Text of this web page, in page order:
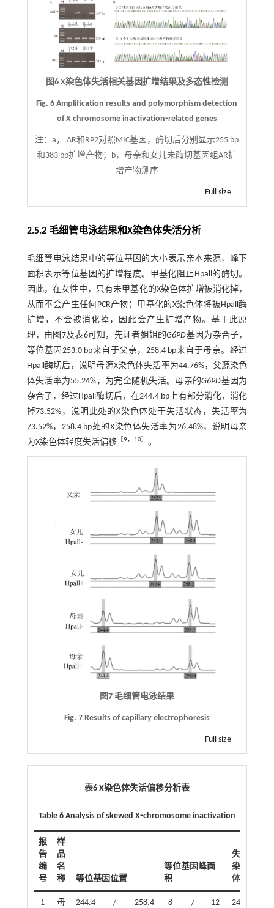
图6 X染色体失活相关基因扩增结果及多态性检测
Fig. 6 Amplification results and polymorphism detection
of X chromosome inactivation⁃related genes
注：a， AR和RP2对照MIC基因，酶切后分别显示255 bp
和383 bp扩增产物；b，母亲和女儿未酶切基因组AR扩
增产物测序
Full size
2.5.2 毛细管电泳结果和X染色体失活分析
毛细管电泳结果中的等位基因的大小表示亲本来源，峰下
面积表示等位基因的扩增程度。甲基化阻止Hpall的酶切。
因此，在女性中，只有未甲基化的X染色体扩增被消化掉，
从而不会产生任何PCR产物；甲基化的X染色体将被Hpall酶
扩增，不会被消化掉，因此会产生扩增产物。基于此原
理，由 图7及表6可知，先证者姐姐的G6PD基因为杂合子，
等位基因253.0 bp来自于父亲，258.4 bp来自于母亲。经过
Hpall酶切后，说明母源X染色体失活率为44.76%，父源染色
体失活率为55.24%，为完全随机失活。母亲的G6PD基因为
杂合子，经过Hpall酶切后，在244.4 bp上有部分消化，消化
掉73.52%，说明此处的X染色体处于失活状态，失活率为
73.52%，258.4 bp处的X染色体失活率为26.48%，说明母亲
为X染色体轻度失活偏移
9， 10］ 。
图7 毛细管电泳结果
Fig. 7 Results of capillary electrophoresis
Full size
表6 X染色体失活偏移分析表
Table 6 Analysis of skewed X⁃chromosome inactivation
报
告
编
号
样
品
名
称
等位基因位置
等位基因峰面
积
失活
染色
体
1
母
244.4 / 258.4
8
/
12
244.4